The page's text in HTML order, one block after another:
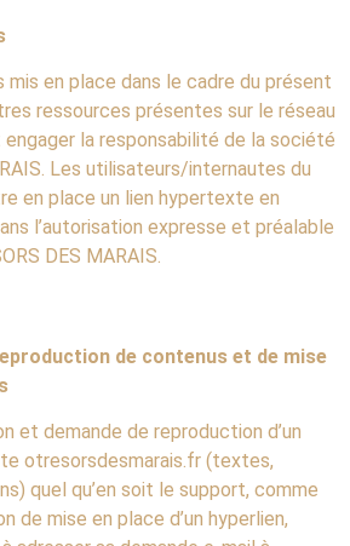
en place dans le cadre du présent
ressources présentes sur le réseau
engager la responsabilité de la société
Les utilisateurs/internautes du
en place un lien hypertexte en
l’autorisation expresse et préalable
DES MARAIS.
de contenus et de mise
et demande de reproduction d’un
otresorsdesmarais.fr (textes,
quel qu’en soit le support, comme
de mise en place d’un hyperlien,